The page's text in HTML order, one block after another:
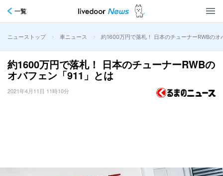
一覧
ニューストップ > 車ニュース > 約1600万円で落札！ 日本のチューナーRWBのオ
約1600万円で落札！ 日本のチューナーRWBの
オバフェン「911」とは
2021年4月11日 11時10分